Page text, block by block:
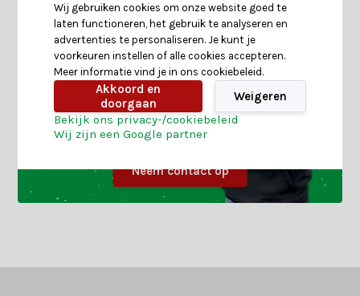
Neem contact op
Wij gebruiken cookies om onze website goed te
laten functioneren, het gebruik te analyseren en
advertenties te personaliseren. Je kunt je
voorkeuren instellen of alle cookies accepteren.
Meer informatie vind je in ons cookiebeleid.
Akkoord en
doorgaan
Weigeren
Bekijk ons privacy-/cookiebeleid
Wij zijn een Google partner